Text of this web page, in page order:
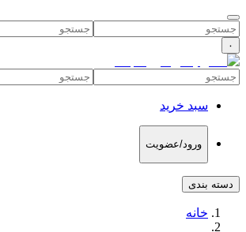
۰
سبد خرید
ورود/عضویت
دسته بندی
خانه